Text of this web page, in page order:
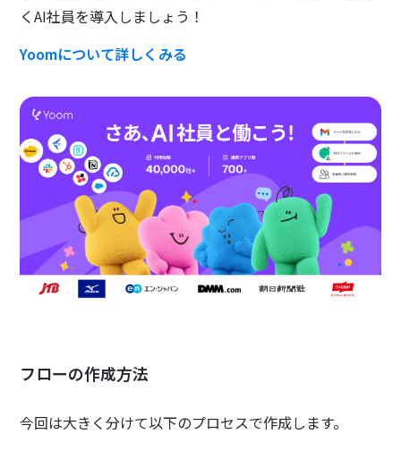
くAI社員を導入しましょう！
Yoomについて詳しくみる
フローの作成方法
今回は大きく分けて以下のプロセスで作成します。